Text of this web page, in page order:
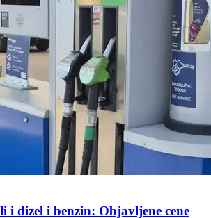
i dizel i benzin: Objavljene cene